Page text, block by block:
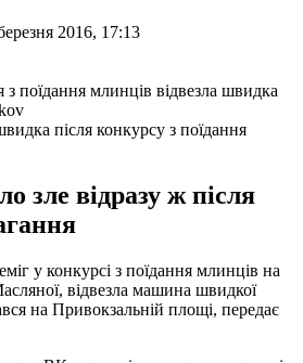
2016, 17:13
після конкурсу з поїдання
зле відразу ж після
у конкурсі з поїдання млинців на
відвезла машина швидкої
на Привокзальній площі, передає